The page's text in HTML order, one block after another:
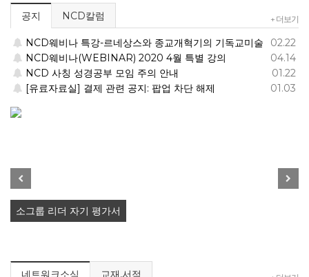
공지 NCD칼럼 + 더보기
02.22
NCD웨비나 특강-르네상스와 종교개혁기의 기독교미술
04.14
NCD웨비나(WEBINAR) 2020 4월 특별 강의
01.22
NCD 사칭 성경공부 모임 주의 안내
01.03
[유료자료실] 결제 관련 공지: 팝업 차단 해제
소그룹리더 집중훈련" 1회차…
소그룹 리더 자기 평가서
Previous
네트워크소식 교재,서적